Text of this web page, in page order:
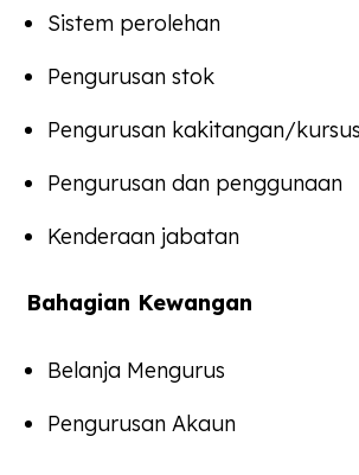
Sistem perolehan
Pengurusan stok
Pengurusan kakitangan/
Pengurusan dan penggunaan
Kenderaan jabatan
Bahagian Kewangan
Belanja Mengurus
Pengurusan Akaun